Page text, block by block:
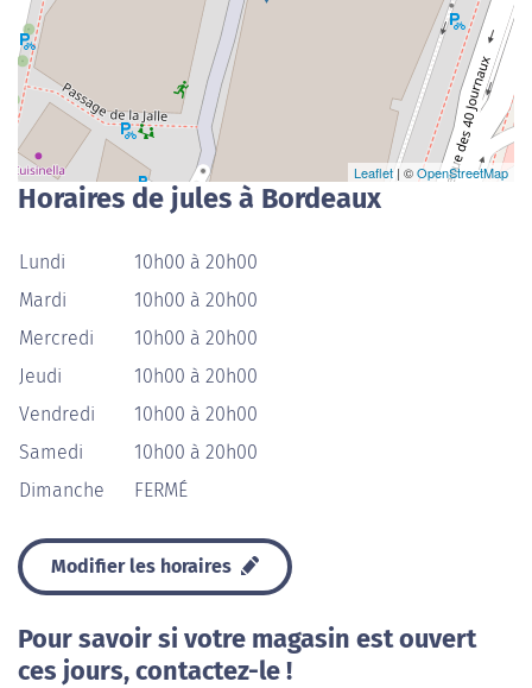
Leaflet | ©OpenStreetMap
Horaires de jules à Bordeaux
Lundi
10h00 à 20h00
Mardi
10h00 à 20h00
Mercredi
10h00 à 20h00
Jeudi
10h00 à 20h00
Vendredi
10h00 à 20h00
Samedi
10h00 à 20h00
Dimanche
FERMÉ
Modifier les horaires
Pour savoir si votre magasin est ouvert
ces jours, contactez-le !